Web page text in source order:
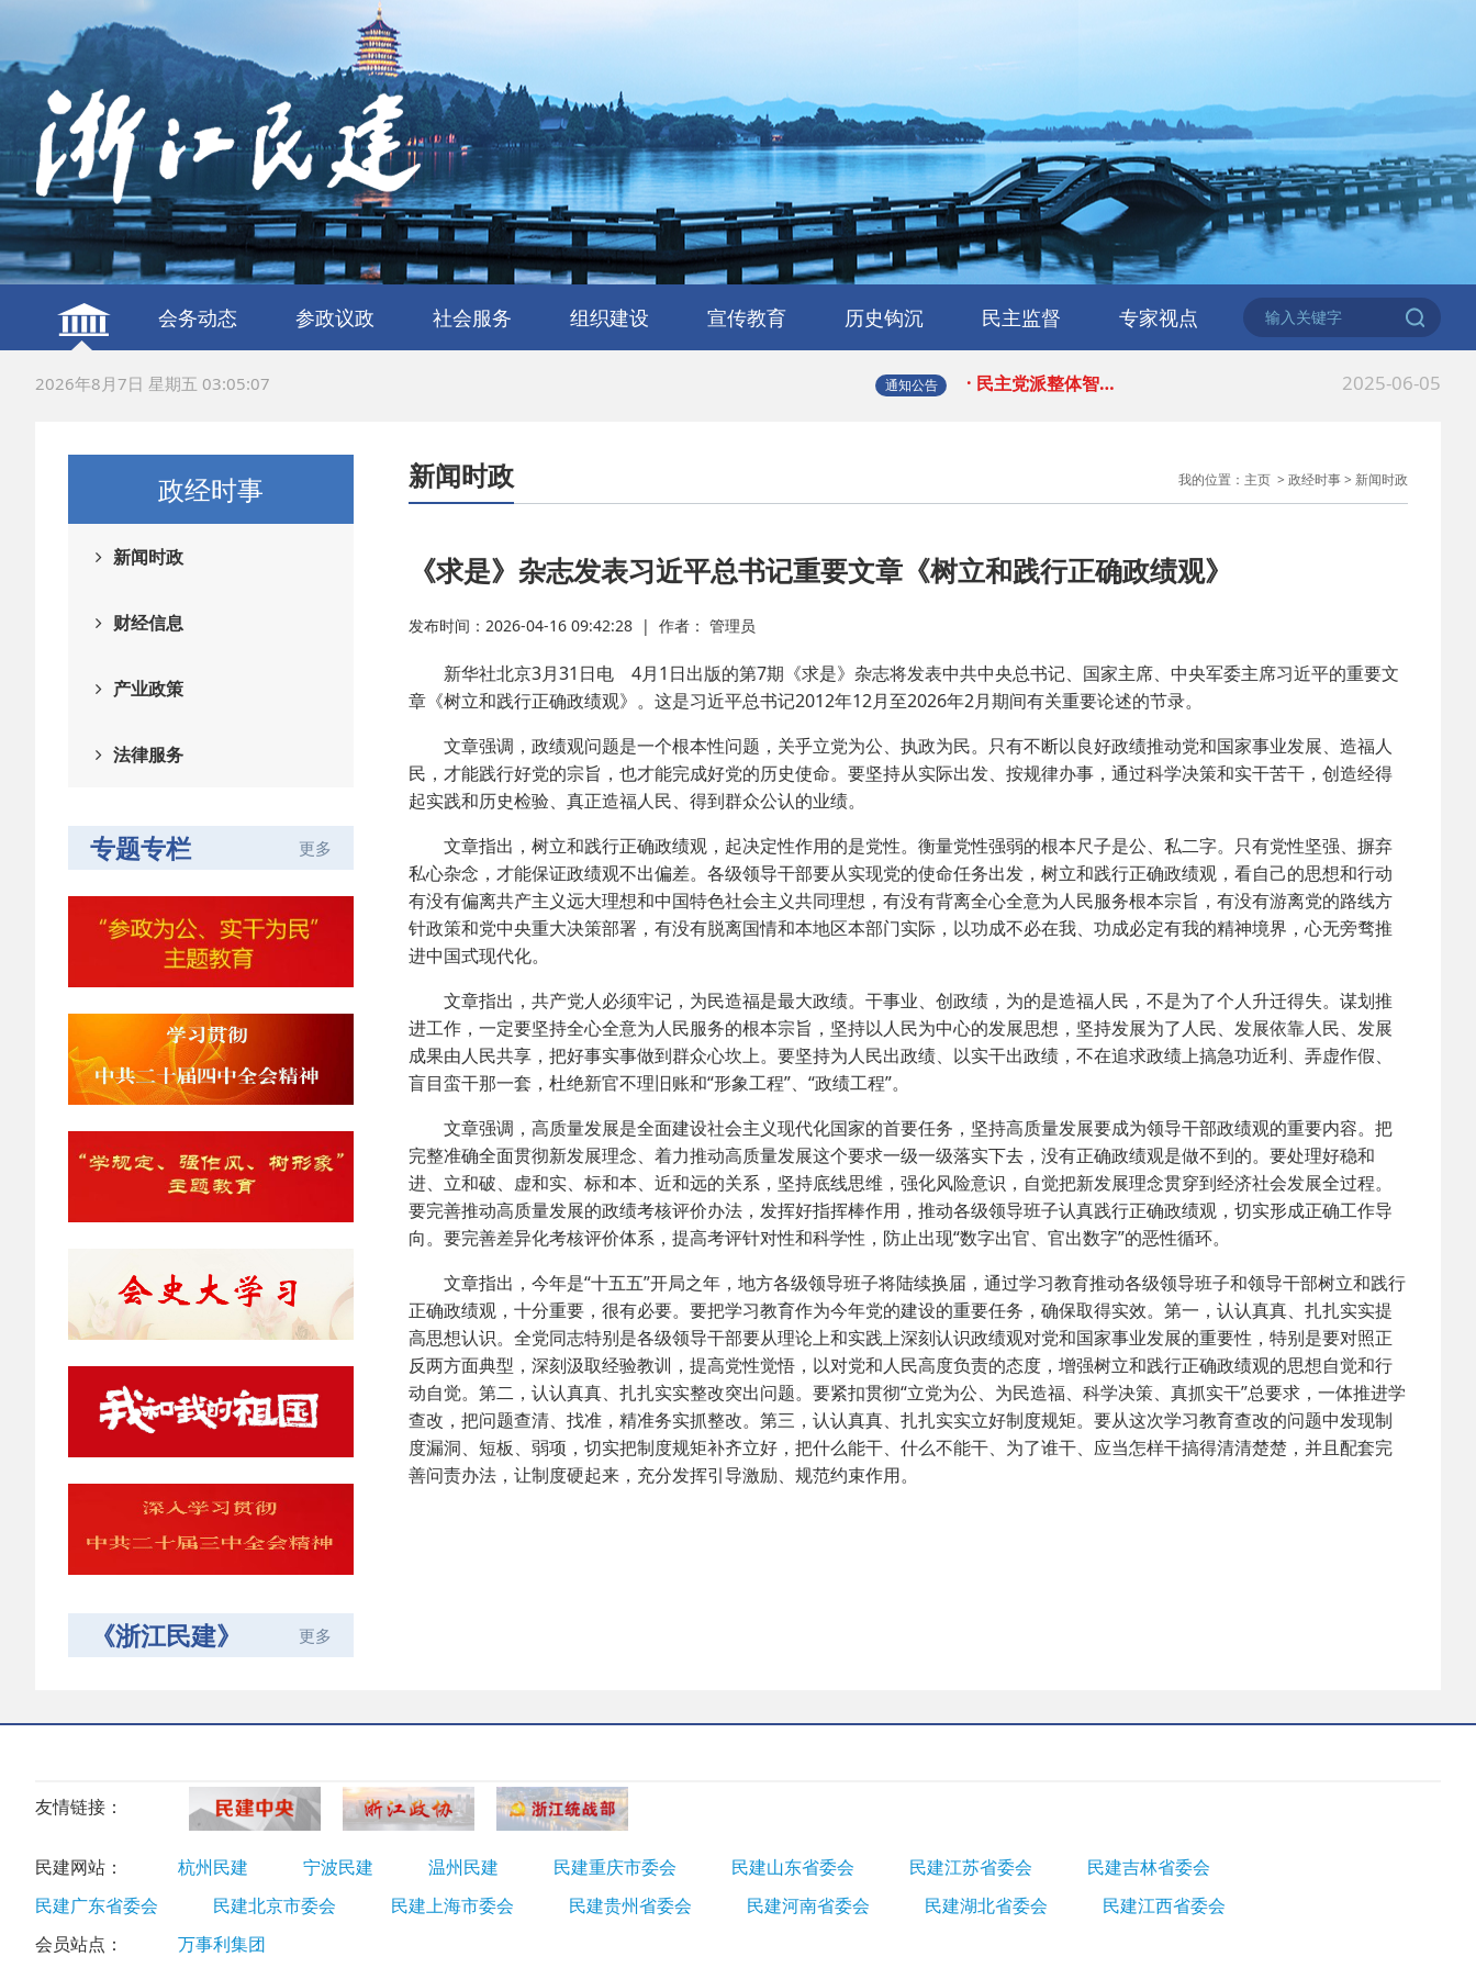
会务动态 参政议政 社会服务 组织建设 宣传教育 历史钩沉
浙江民建简史
人物传略
史海撷珠
浙江民建大事记
历史图库
民主监督 专家视点
2026年8月7日 星期五 03:05:08 通知公告
· 民建北仑六支部… 2026-06-18
· 中国民主建国会… 2026-02-25
· 中国民主建国会… 2025-08-28
· 民主党派整体智… 2025-06-05
· 中国民主建国会…
· 民建北仑六支部…
· 中国民主建国会… 2026-02-25
· 中国民主建国会… 2025-08-28
· 民主党派整体智… 2025-06-05
· 中国民主建国会… 2025-02-24
· 中国民主建国会… 2024-03-04
政经时事
新闻时政
财经信息
产业政策
法律服务
专题专栏 更多
《浙江民建》 更多
新闻时政 我的位置： 主页 > 政经时事> 新闻时政
《求是》杂志发表习近平总书记重要文章《树立和践行正确政绩观》
发布时间：2026-04-16 09:42:28 | 作者： 管理员
新华社北京3月31日电 4月1日出版的第7期《求是》杂志将发表中共中央总书记、国家主席、中央军委主席习近平的重要文
章《树立和践行正确政绩观》。这是习近平总书记2012年12月至2026年2月期间有关重要论述的节录。
文章强调，政绩观问题是一个根本性问题，关乎立党为公、执政为民。只有不断以良好政绩推动党和国家事业发展、造福人
民，才能践行好党的宗旨，也才能完成好党的历史使命。要坚持从实际出发、按规律办事，通过科学决策和实干苦干，创造经得
起实践和历史检验、真正造福人民、得到群众公认的业绩。
文章指出，树立和践行正确政绩观，起决定性作用的是党性。衡量党性强弱的根本尺子是公、私二字。只有党性坚强、摒弃
私心杂念，才能保证政绩观不出偏差。各级领导干部要从实现党的使命任务出发，树立和践行正确政绩观，看自己的思想和行动
有没有偏离共产主义远大理想和中国特色社会主义共同理想，有没有背离全心全意为人民服务根本宗旨，有没有游离党的路线方
针政策和党中央重大决策部署，有没有脱离国情和本地区本部门实际，以功成不必在我、功成必定有我的精神境界，心无旁骛推
进中国式现代化。
文章指出，共产党人必须牢记，为民造福是最大政绩。干事业、创政绩，为的是造福人民，不是为了个人升迁得失。谋划推
进工作，一定要坚持全心全意为人民服务的根本宗旨，坚持以人民为中心的发展思想，坚持发展为了人民、发展依靠人民、发展
成果由人民共享，把好事实事做到群众心坎上。要坚持为人民出政绩、以实干出政绩，不在追求政绩上搞急功近利、弄虚作假、
盲目蛮干那一套，杜绝新官不理旧账和“形象工程”、“政绩工程”。
文章强调，高质量发展是全面建设社会主义现代化国家的首要任务，坚持高质量发展要成为领导干部政绩观的重要内容。把
完整准确全面贯彻新发展理念、着力推动高质量发展这个要求一级一级落实下去，没有正确政绩观是做不到的。要处理好稳和
进、立和破、虚和实、标和本、近和远的关系，坚持底线思维，强化风险意识，自觉把新发展理念贯穿到经济社会发展全过程。
要完善推动高质量发展的政绩考核评价办法，发挥好指挥棒作用，推动各级领导班子认真践行正确政绩观，切实形成正确工作导
向。要完善差异化考核评价体系，提高考评针对性和科学性，防止出现“数字出官、官出数字”的恶性循环。
文章指出，今年是“十五五”开局之年，地方各级领导班子将陆续换届，通过学习教育推动各级领导班子和领导干部树立和践行
正确政绩观，十分重要，很有必要。要把学习教育作为今年党的建设的重要任务，确保取得实效。第一，认认真真、扎扎实实提
高思想认识。全党同志特别是各级领导干部要从理论上和实践上深刻认识政绩观对党和国家事业发展的重要性，特别是要对照正
反两方面典型，深刻汲取经验教训，提高党性觉悟，以对党和人民高度负责的态度，增强树立和践行正确政绩观的思想自觉和行
动自觉。第二，认认真真、扎扎实实整改突出问题。要紧扣贯彻“立党为公、为民造福、科学决策、真抓实干”总要求，一体推进学
查改，把问题查清、找准，精准务实抓整改。第三，认认真真、扎扎实实立好制度规矩。要从这次学习教育查改的问题中发现制
度漏洞、短板、弱项，切实把制度规矩补齐立好，把什么能干、什么不能干、为了谁干、应当怎样干搞得清清楚楚，并且配套完
善问责办法，让制度硬起来，充分发挥引导激励、规范约束作用。
友情链接：
民建网站： 杭州民建 宁波民建 温州民建 民建重庆市委会 民建山东省委会 民建江苏省委会
民建吉林省委会
民建广东省委会
民建北京市委会 民建上海市委会 民建贵州省委会 民建河南省委会 民建湖北省委会
民建江西省委会
会员站点：
万事利集团